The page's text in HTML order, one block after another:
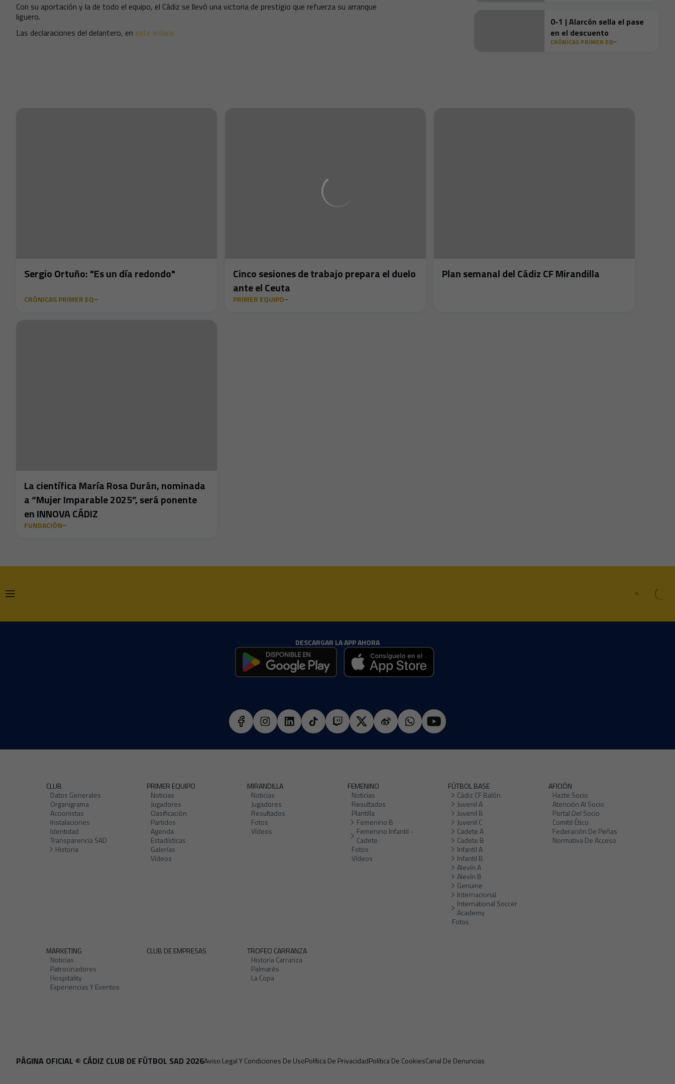
Con su aportación y la de todo el equipo, el Cádiz se llevó una victoria de prestigio que refuerza su arranque
liguero.
Las declaraciones del delantero, en este enlace
0-1 | Alarcón sella el pase
en el descuento
CRÓNICAS PRIMER EQ
Sergio Ortuño: "Es un día redondo"
CRÓNICAS PRIMER EQ
Cinco sesiones de trabajo prepara el duelo
ante el Ceuta
PRIMER EQUIPO
Plan semanal del Cádiz CF Mirandilla
La científica María Rosa Durán, nominada
a “Mujer Imparable 2025”, será ponente
en INNOVA CÁDIZ
FUNDACIÓN
DESCARGAR LA APP AHORA
CLUB
Datos Generales
Organigrama
Accionistas
Instalaciones
Identidad
Transparencia SAD
Historia
PRIMER EQUIPO
Noticias
Jugadores
Clasificación
Partidos
Agenda
Estadísticas
Galerías
Vídeos
MIRANDILLA
Noticias
Jugadores
Resultados
Fotos
Vídeos
FEMENINO
Noticias
Resultados
Plantilla
Femenino B
Femenino Infantil -
Cadete
Fotos
Vídeos
FÚTBOL BASE
Cádiz CF Balón
Juvenil A
Juvenil B
Juvenil C
Cadete A
Cadete B
Infantil A
Infantil B
Alevín A
Alevín B
Genuine
Internacional
International Soccer
Academy
Fotos
AFICIÓN
Hazte Socio
Atención Al Socio
Portal Del Socio
Comité Ético
Federación De Peñas
Normativa De Acceso
MARKETING
Noticias
Patrocinadores
Hospitality
Experiencias Y Eventos
CLUB DE EMPRESAS
TROFEO CARRANZA
Historia Carranza
Palmarés
La Copa
Aviso Legal Y Condiciones De UsoPolítica De PrivacidadPolítica De CookiesCanal De Denuncias
PÀGINA OFICIAL © CÁDIZ CLUB DE FÚTBOL SAD 2026